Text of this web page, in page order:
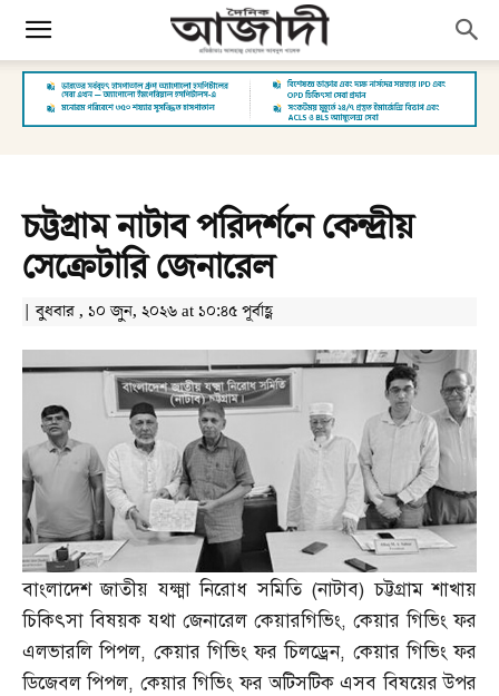
চট্টগ্রাম নাটাব পরিদর্শনে কেন্দ্রীয়
সেক্রেটারি জেনারেল
| বুধবার , ১০ জুন, ২০২৬ at ১০:৪৫ পূর্বাহ্ণ
বাংলাদেশ জাতীয় যক্ষ্মা নিরোধ সমিতি (নাটাব)চট্টগ্রাম শাখায়
চিকিৎসা বিষয়ক যথা জেনারেল কেয়ারগিভিং, কেয়ার গিভিং ফর
এলভারলি পিপল, কেয়ার গিভিং ফর চিলড্রেন, কেয়ার গিভিং ফর
ডিজেবল পিপল, কেয়ার গিভিং ফর অটিসটিক এসব বিষয়ের উপর